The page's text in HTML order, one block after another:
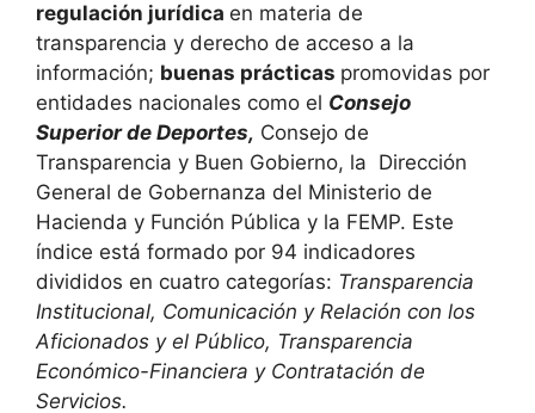
regulación jurídica en materia de
transparencia y derecho de acceso a la
información; buenas prácticas promovidas por
entidades nacionales como el Consejo
Superior de Deportes, Consejo de
Transparencia y Buen Gobierno, la Dirección
General de Gobernanza del Ministerio de
Hacienda y Función Pública y la FEMP. Este
índice está formado por 94 indicadores
divididos en cuatro categorías: Transparencia
Institucional, Comunicación y Relación con los
Aficionados y el Público, Transparencia
Económico-Financiera y Contratación de
Servicios.